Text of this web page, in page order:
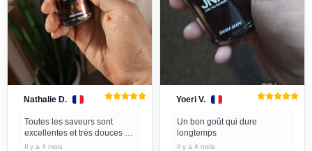
Nathalie D.
Toutes les saveurs sont
excellentes et très douces et
la livraison est rapide.
Il y a 4 mois
Yoeri V.
Un bon goût qui dure
longtemps
Il y a 4 mois